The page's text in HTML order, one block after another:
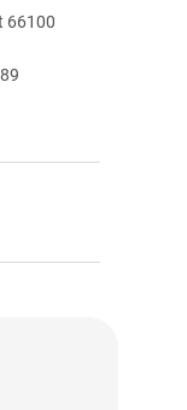
66100